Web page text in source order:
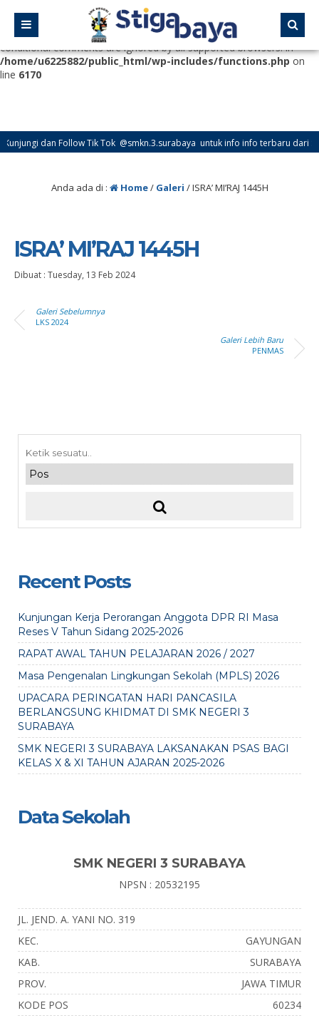
Deprecated
: Function WP_Dependencies->add_data() was called
with an argument that is
deprecated
since version 6.9.0! IE
conditional comments are ignored by all supported browsers. in
/home/u6225882/public_html/wp-includes/functions.php on
line 6170
dan Follow Tik Tok @smkn.3.surabaya untuk info info terbaru dari
dan Follow Instagram @official_osissmkn3sby dan
Anda ada di : Home/ Galeri /ISRA’ MI’RAJ 1445H
ISRA’ MI’RAJ 1445H
Dibuat : Tuesday, 13 Feb 2024
Galeri Sebelumnya
LKS 2024
Galeri Lebih Baru
PENMAS
Recent Posts
Kunjungan Kerja Perorangan Anggota DPR RI Masa
Reses V Tahun Sidang 2025-2026
RAPAT AWAL TAHUN PELAJARAN 2026 / 2027
Masa Pengenalan Lingkungan Sekolah (MPLS) 2026
UPACARA PERINGATAN HARI PANCASILA
BERLANGSUNG KHIDMAT DI SMK NEGERI 3
SURABAYA
SMK NEGERI 3 SURABAYA LAKSANAKAN PSAS BAGI
KELAS X & XI TAHUN AJARAN 2025-2026
Data Sekolah
SMK NEGERI 3 SURABAYA
NPSN : 20532195
JL. JEND. A. YANI NO. 319
KEC.
GAYUNGAN
KAB.
SURABAYA
PROV.
JAWA TIMUR
KODE POS
60234